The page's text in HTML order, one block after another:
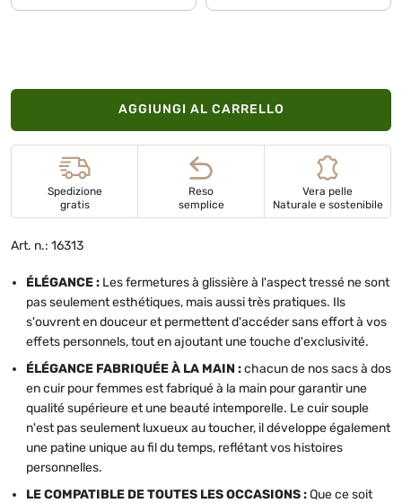
AGGIUNGI AL CARRELLO
Spedizione
gratis
Reso
semplice
Vera pelle
Naturale e sostenibile
Art. n.: 16313
ÉLÉGANCE : Les fermetures à glissière à l'aspect tressé ne sont
pas seulement esthétiques, mais aussi très pratiques. Ils
s'ouvrent en douceur et permettent d'accéder sans effort à vos
effets personnels, tout en ajoutant une touche d'exclusivité.
ÉLÉGANCE FABRIQUÉE À LA MAIN :chacun de nos sacs à dos
en cuir pour femmes est fabriqué à la main pour garantir une
qualité supérieure et une beauté intemporelle. Le cuir souple
n'est pas seulement luxueux au toucher, il développe également
une patine unique au fil du temps, reflétant vos histoires
personnelles.
LE COMPATIBLE DE TOUTES LES OCCASIONS :Que ce soit